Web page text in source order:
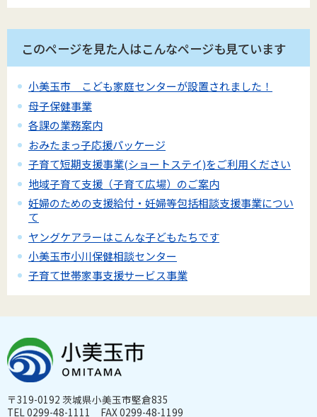
このページを見た人はこんなページも見ています
小美玉市 こども家庭センターが設置されました！
母子保健事業
各課の業務案内
おみたまっ子応援パッケージ
子育て短期支援事業(ショートステイ)をご利用ください
地域子育て支援（子育て広場）のご案内
妊婦のための支援給付・妊婦等包括相談支援事業につい
て
ヤングケアラーはこんな子どもたちです
小美玉市小川保健相談センター
子育て世帯家事支援サービス事業
〒319-0192 茨城県小美玉市堅倉835
TEL 0299-48-1111 FAX 0299-48-1199